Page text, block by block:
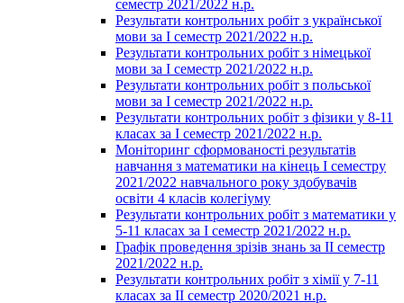
семестр 2021/2022 н.р.
Результати контрольних робіт з української
мови за І семестр 2021/2022 н.р.
Результати контрольних робіт з німецької
мови за І семестр 2021/2022 н.р.
Результати контрольних робіт з польської
мови за І семестр 2021/2022 н.р.
Результати контрольних робіт з фізики у 8-11
класах за І семестр 2021/2022 н.р.
Моніторинг сформованості результатів
навчання з математики на кінець І семестру
2021/2022 навчального року здобувачів
освіти 4 класів колегіуму
Результати контрольних робіт з математики у
5-11 класах за І семестр 2021/2022 н.р.
Графік проведення зрізів знань за ІІ семестр
2021/2022 н.р.
Результати контрольних робіт з хімії у 7-11
класах за ІІ семестр 2020/2021 н.р.